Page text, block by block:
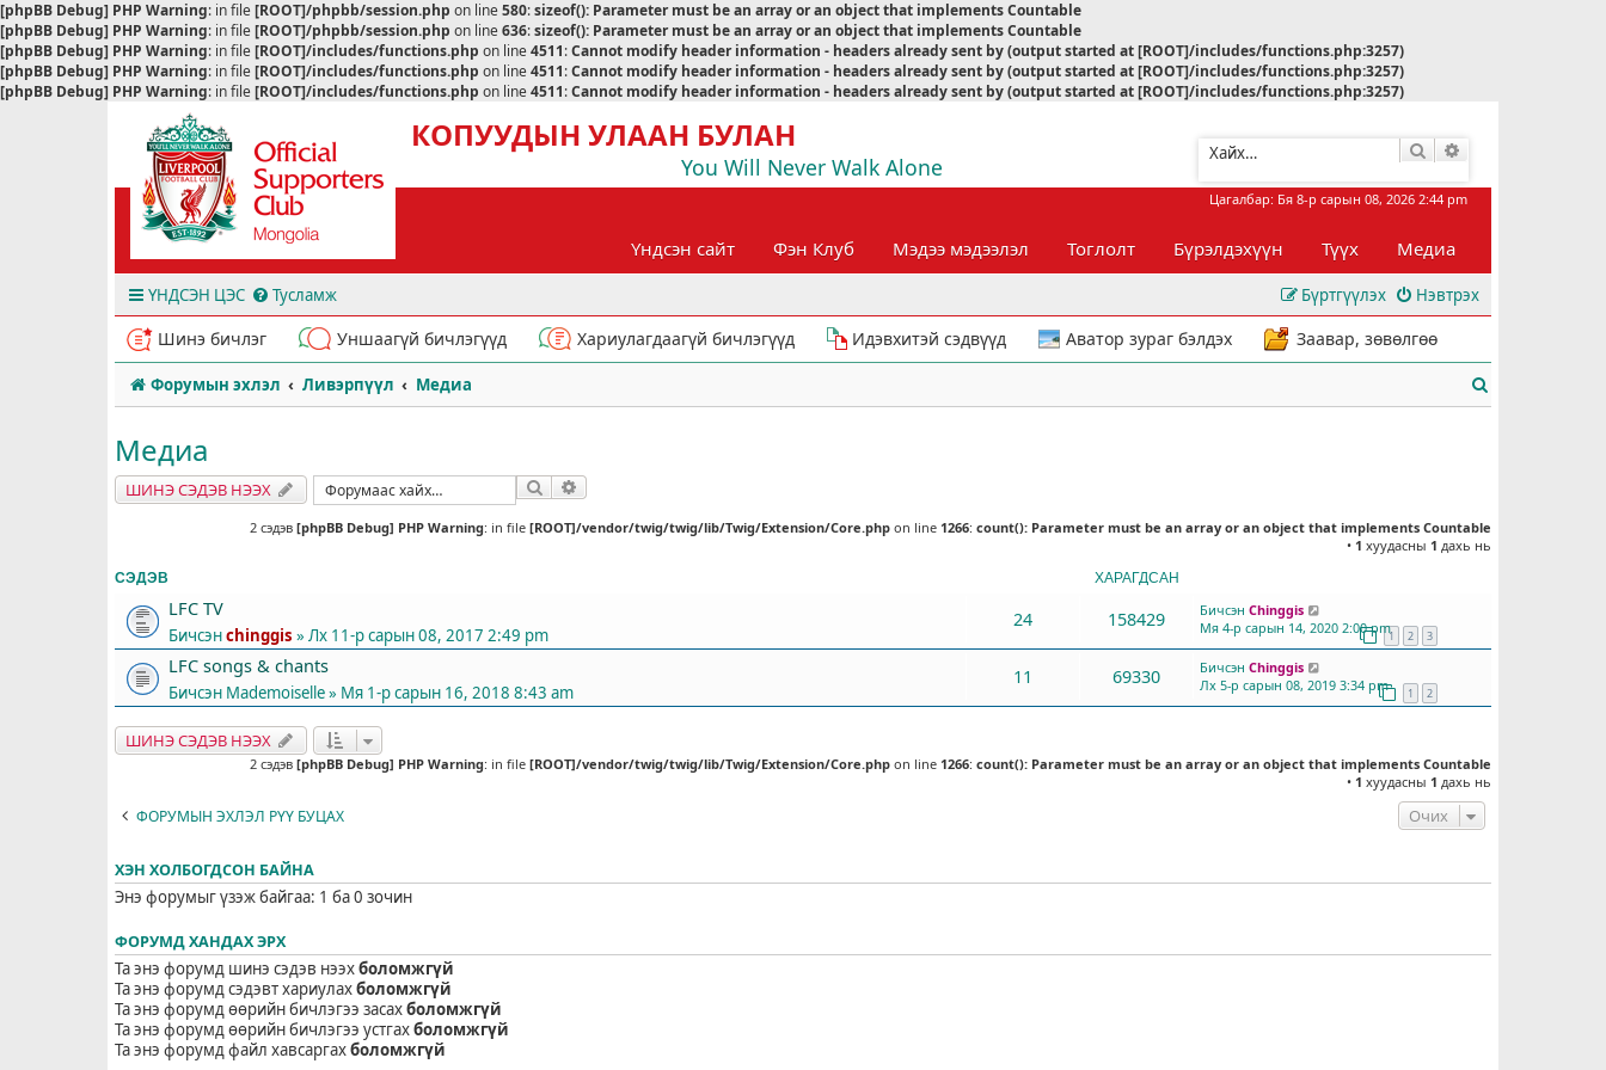
[phpBB Debug] PHP Warning: in file[ROOT]/phpbb/session.php on line580:sizeof(): Parameter must be an array or an object that implements Countable
[phpBB Debug] PHP Warning: in file[ROOT]/phpbb/session.php on line636:sizeof(): Parameter must be an array or an object that implements Countable
[phpBB Debug] PHP Warning: in file[ROOT]/includes/functions.php on line4511:Cannot modify header information - headers already sent by (output started at [ROOT]/includes/functions.php:3257)
[phpBB Debug] PHP Warning: in file[ROOT]/includes/functions.php on line4511:Cannot modify header information - headers already sent by (output started at [ROOT]/includes/functions.php:3257)
[phpBB Debug] PHP Warning: in file[ROOT]/includes/functions.php on line4511:Cannot modify header information - headers already sent by (output started at [ROOT]/includes/functions.php:3257)
КОПУУДЫН УЛААН БУЛАН
You Will Never Walk Alone
Хайлт
Цагалбар: Бя 8-р сарын 08, 2026 2:44 pm
Үндсэн сайт Фэн Клуб Мэдээ мэдээлэл Тоглолт Бүрэлдэхүүн Түүх Медиа
ҮНДСЭН ЦЭС Тусламж Нэвтрэх
Бүртгүүлэх
Шинэ бичлэг Уншаагүй бичлэгүүд Хариулагдаагүй бичлэгүүд Идэвхитэй сэдвүүд Аватор зураг бэлдэх Заавар, зөвөлгөө
Форумын эхлэл Ливэрпүүл Медиа
Медиа
ШИНЭ СЭДЭВ НЭЭХ Хайлт
2 сэдэв [phpBB Debug] PHP Warning: in file [ROOT]/vendor/twig/twig/lib/Twig/Extension/Core.php on line 1266: count(): Parameter must be an array or an object that implements Countable
• 1 хуудасны 1 дахь нь
СЭДЭВ ХАРАГДСАН
LFC TV
Бичсэнchinggis » Лх 11-р сарын 08, 2017 2:49 pm 1 2 3
24 158429 Бичсэн Chinggis
Мя 4-р сарын 14, 2020 2:00 pm
LFC songs & chants
Бичсэн Mademoiselle» Мя 1-р сарын 16, 2018 8:43 am 1 2
11 69330 Бичсэн Chinggis
Лх 5-р сарын 08, 2019 3:34 pm
ШИНЭ СЭДЭВ НЭЭХ
2 сэдэв [phpBB Debug] PHP Warning: in file [ROOT]/vendor/twig/twig/lib/Twig/Extension/Core.php on line 1266: count(): Parameter must be an array or an object that implements Countable
• 1 хуудасны 1 дахь нь
ФОРУМЫН ЭХЛЭЛ РҮҮ БУЦАХ Очих
ХЭН ХОЛБОГДСОН БАЙНА
Энэ форумыг үзэж байгаа: 1 ба 0 зочин
ФОРУМД ХАНДАХ ЭРХ
Та энэ форумд шинэ сэдэв нээхболомжгүй
Та энэ форумд сэдэвт хариулахболомжгүй
Та энэ форумд өөрийн бичлэгээ засахболомжгүй
Та энэ форумд өөрийн бичлэгээ устгахболомжгүй
Та энэ форумд файл хавсаргахболомжгүй